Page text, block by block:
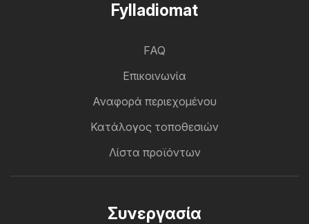
Fylladiomat
FAQ
Επικοινωνία
Αναφορά περιεχομένου
Κατάλογος τοποθεσιών
Λίστα προϊόντων
Συνεργασία